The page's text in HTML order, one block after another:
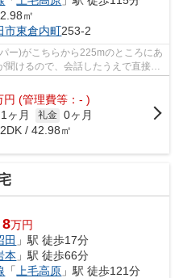
㎡
市東倉内町253-2
ー)がこちらから225mのところにあ
けるので、会話したうえで直接会
円 (管理費等：- )
1ヶ月 礼金 0ヶ月
/ 42.98㎡
8万円
田 」駅 徒歩17分
本 」駅 徒歩66分
「 上毛高原 」駅 徒歩121分